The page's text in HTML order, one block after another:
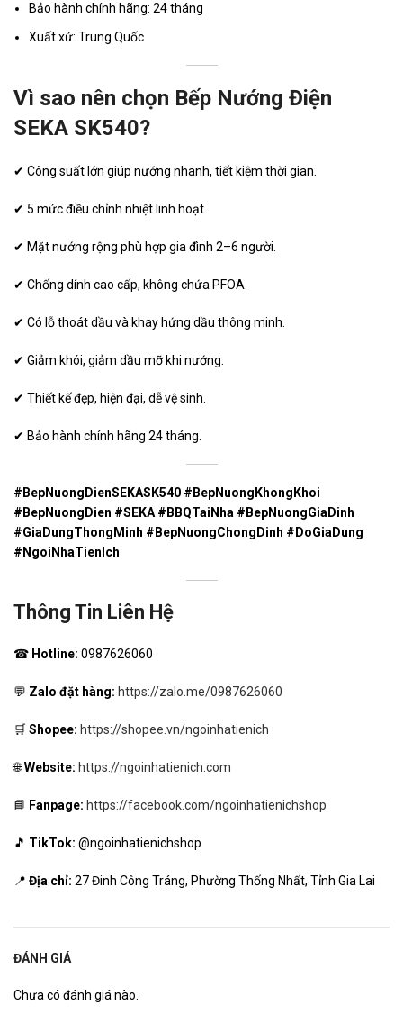
Bảo hành chính hãng: 24 tháng
Xuất xứ: Trung Quốc
Vì sao nên chọn Bếp Nướng Điện
SEKA SK540?
✔ Công suất lớn giúp nướng nhanh, tiết kiệm thời gian.
✔ 5 mức điều chỉnh nhiệt linh hoạt.
✔ Mặt nướng rộng phù hợp gia đình 2–6 người.
✔ Chống dính cao cấp, không chứa PFOA.
✔ Có lỗ thoát dầu và khay hứng dầu thông minh.
✔ Giảm khói, giảm dầu mỡ khi nướng.
✔ Thiết kế đẹp, hiện đại, dễ vệ sinh.
✔ Bảo hành chính hãng 24 tháng.
#BepNuongDienSEKASK540 #BepNuongKhongKhoi
#BepNuongDien #SEKA #BBQTaiNha #BepNuongGiaDinh
#GiaDungThongMinh #BepNuongChongDinh #DoGiaDung
#NgoiNhaTienIch
Thông Tin Liên Hệ
☎ Hotline: 0987626060
💬 Zalo đặt hàng: https://zalo.me/0987626060
🛒 Shopee: https://shopee.vn/ngoinhatienich
🌐Website: https://ngoinhatienich.com
📘 Fanpage: https://facebook.com/ngoinhatienichshop
🎵 TikTok: @ngoinhatienichshop
📍 Địa chỉ: 27 Đinh Công Tráng, Phường Thống Nhất, Tỉnh Gia Lai
ĐÁNH GIÁ
Chưa có đánh giá nào.